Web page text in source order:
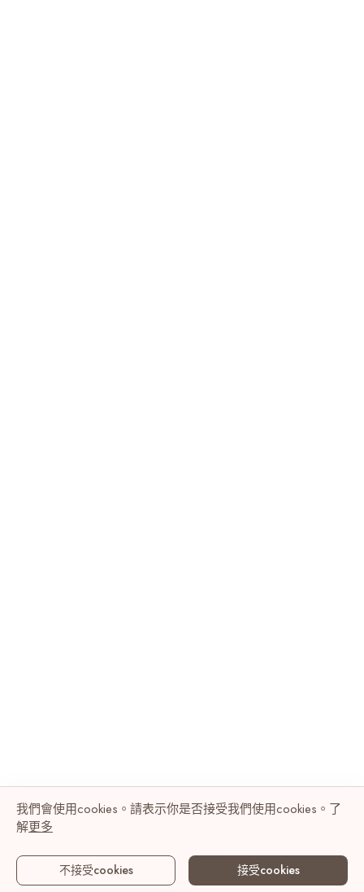
我們會使用cookies。請表示你是否接受我們使用cookies。了
解更多
不接受cookies 接受cookies